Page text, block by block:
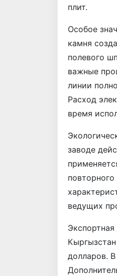
плит.
Особое
камня
полевого
важные
линии
Расход
время
заводе
ведущих
долларов.